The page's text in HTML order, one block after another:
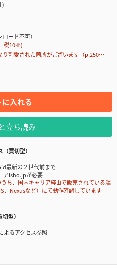
)
ード不可）
税10％)
り割愛された箇所がございます（p.250〜
に入れる
立ち読み
買切型）
最新の２世代前まで
アisho.jpが必要
ち、国内キャリア経由で販売されている端
、Nexusなど）にて動作確認しています
型）
よるアクセス参照